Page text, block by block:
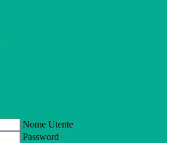
Nome Utente
Password